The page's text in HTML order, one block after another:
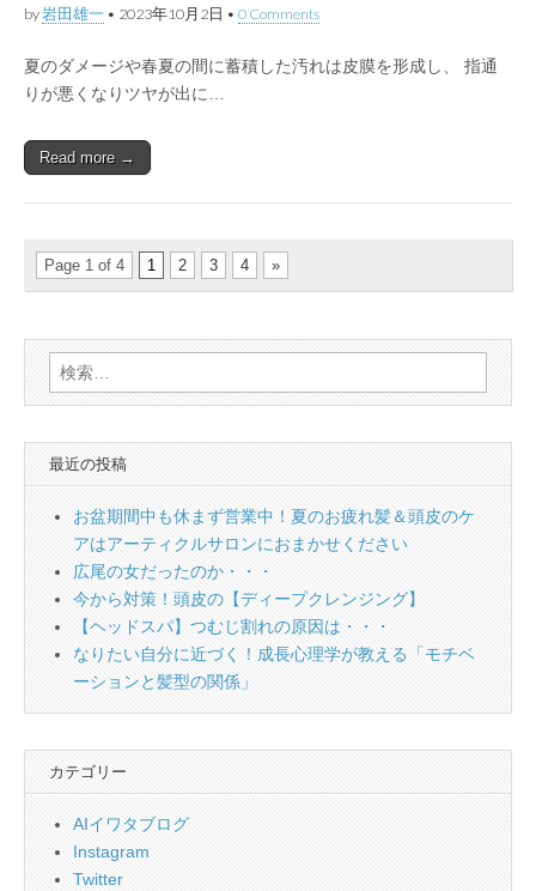
by岩田雄一 • 2023年10月2日 • 0 Comments
夏のダメージや春夏の間に蓄積した汚れは皮膜を形成し、 指通
りが悪くなりツヤが出に…
Read more →
Page 1 of 4 1 2 3 4 »
検
索:
最近の投稿
お盆期間中も休まず営業中！夏のお疲れ髪＆頭皮のケ
アはアーティクルサロンにおまかせください
広尾の女だったのか・・・
今から対策！頭皮の【ディープクレンジング】
【ヘッドスパ】つむじ割れの原因は・・・
なりたい自分に近づく！成長心理学が教える「モチベ
ーションと髪型の関係」
カテゴリー
AIイワタブログ
Instagram
Twitter